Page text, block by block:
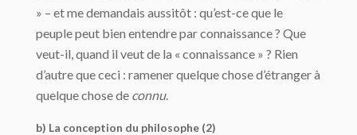
» – et me demandais aussitôt : qu’est-ce que le
peuple peut bien entendre par connaissance ? Que
veut-il, quand il veut de la « connaissance » ? Rien
d’autre que ceci : ramener quelque chose d’étranger à
quelque chose de connu.
b) La conception du philosophe (2)